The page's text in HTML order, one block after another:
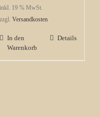
inkl. 19 % MwSt.
zzgl. Versandkosten
In den
Warenkorb
Details